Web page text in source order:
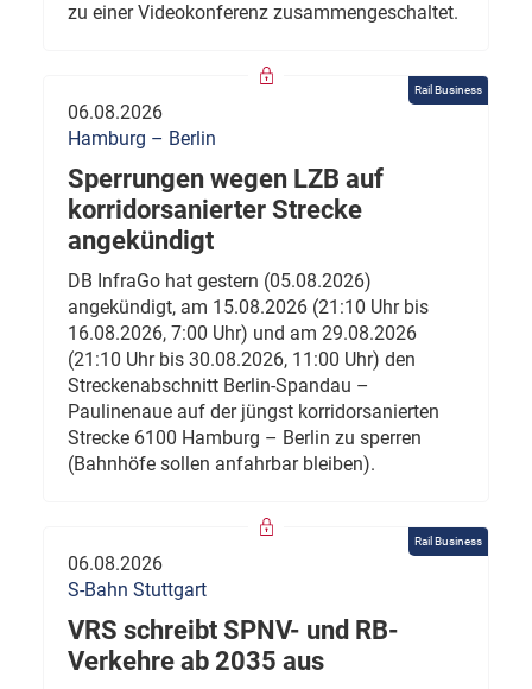
zu einer Videokonferenz zusammengeschaltet.
Rail Business
06.08.2026
Hamburg – Berlin
Sperrungen wegen LZB auf
korridorsanierter Strecke
angekündigt
DB InfraGo hat gestern (05.08.2026)
angekündigt, am 15.08.2026 (21:10 Uhr bis
16.08.2026, 7:00 Uhr) und am 29.08.2026
(21:10 Uhr bis 30.08.2026, 11:00 Uhr) den
Streckenabschnitt Berlin-Spandau –
Paulinenaue auf der jüngst korridorsanierten
Strecke 6100 Hamburg – Berlin zu sperren
(Bahnhöfe sollen anfahrbar bleiben).
Rail Business
06.08.2026
S-Bahn Stuttgart
VRS schreibt SPNV- und RB-
Verkehre ab 2035 aus